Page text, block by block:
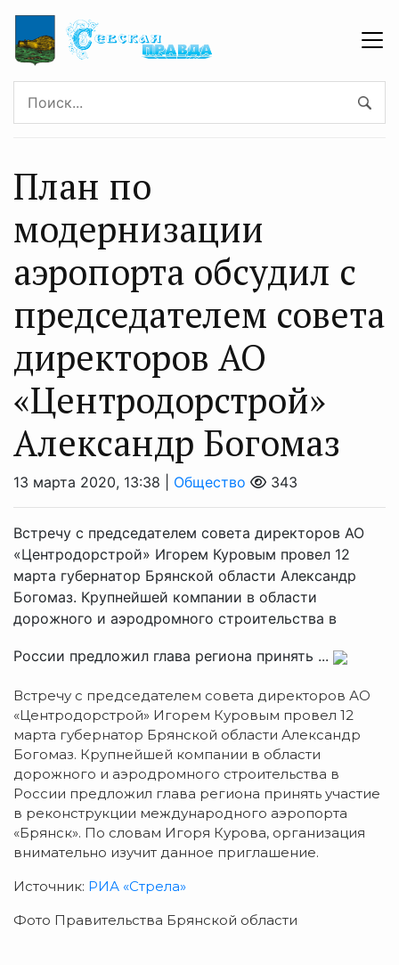
План по
модернизации
аэропорта обсудил с
председателем совета
директоров АО
«Центродорстрой»
Александр Богомаз
13 марта 2020, 13:38 | Общество 343
Встречу с председателем совета директоров АО
«Центродорстрой» Игорем Куровым провел 12
марта губернатор Брянской области Александр
Богомаз. Крупнейшей компании в области
дорожного и аэродромного строительства в
России предложил глава региона принять ...
Встречу с председателем совета директоров АО
«Центродорстрой» Игорем Куровым провел 12
марта губернатор Брянской области Александр
Богомаз. Крупнейшей компании в области
дорожного и аэродромного строительства в
России предложил глава региона принять участие
в реконструкции международного аэропорта
«Брянск». По словам Игоря Курова, организация
внимательно изучит данное приглашение.
Источник: РИА «Стрела»
Фото Правительства Брянской области